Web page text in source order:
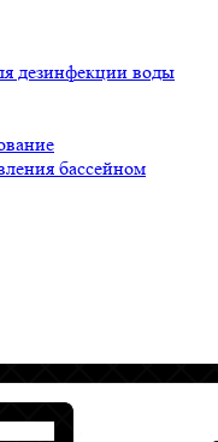
дезинфекции воды
бассейном